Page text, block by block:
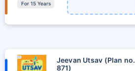
For 15 Years
Jeevan Utsav (Plan no.
871)